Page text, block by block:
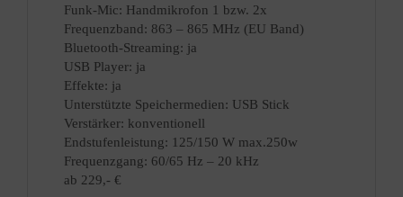
Funk-Mic: Handmikrofon 1 bzw. 2x
Frequenzband: 863 – 865 MHz (EU Band)
Bluetooth-Streaming: ja
USB Player: ja
Effekte: ja
Unterstützte Speichermedien: USB Stick
Verstärker: konventionell
Endstufenleistung: 125/150 W max.250w
Frequenzgang: 60/65 Hz – 20 kHz
ab 229,- €